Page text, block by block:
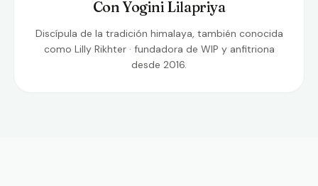
Con Yogini Lilapriya
Discípula de la tradición himalaya, también conocida
como Lilly Rikhter · fundadora de WIP y anfitriona
desde 2016.